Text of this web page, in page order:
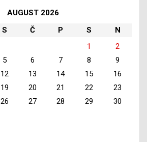
AUGUST 2026
S Č P S
N
1
2
5 6 7 8
9
12 13 14 15
16
19 20 21 22
23
26 27 28 29
30